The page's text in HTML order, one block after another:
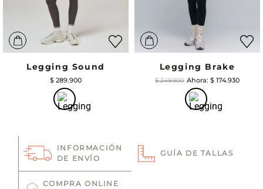
Legging Sound
$ 289.900
Legging Brake
$ 249.900 $ 174.930
INFORMACIÓN
DE ENVÍO
GUÍA DE TALLAS
COMPRA ONLINE